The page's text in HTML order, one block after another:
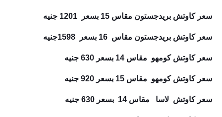
سعر كاوتش بريدجستون مقاس 15 بسعر 1201 جنيه
سعر كاوتش بريدجستون مقاس 16 بسعر 1598جنيه
سعر كاوتش كومهو مقاس 14 بسعر 630 جنيه
سعر كاوتش كومهو مقاس 15 بسعر 920 جنيه
سعر كاوتش لاسا مقاس 14 بسعر 630 جنيه